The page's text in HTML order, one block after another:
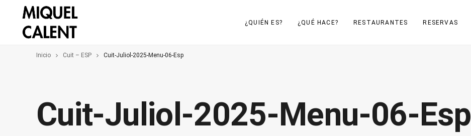
¿QUIÉN ES? ¿QUÉ HACE? RESTAURANTES RESERVAS
Inicio Cuit – ESP Cuit-Juliol-2025-Menu-06-Esp
Cuit-Juliol-2025-Menu-06-Esp